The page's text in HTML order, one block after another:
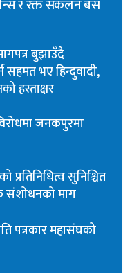
र रक्त संकलन बस
बुझाउँदै
सहमत भए हिन्दुवादी,
हस्ताक्षर
जनकपुरमा
सुनिश्चित
संशोधनको माग
पत्रकार महासंघको